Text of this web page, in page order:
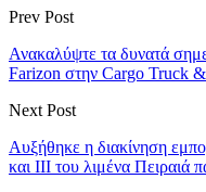
Prev Post
Ανακαλύψτε τα δυνατά
Farizon στην Cargo Truck
Next Post
Αυξήθηκε η διακίνηση
και ΙΙΙ του λιμένα